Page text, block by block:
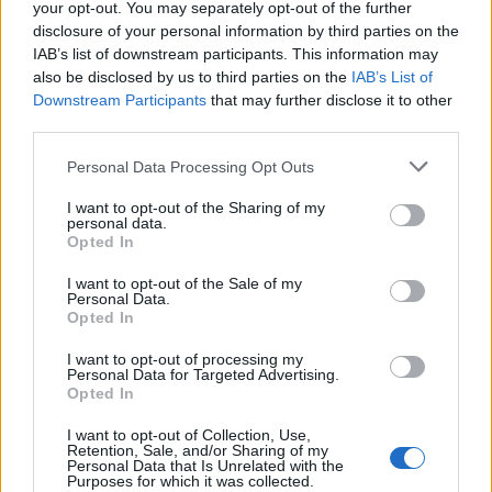
your opt-out. You may separately opt-out of the further
disclosure of your personal information by third parties on the
IAB’s list of downstream participants. This information may
also be disclosed by us to third parties on the IAB’s List of
Downstream Participants that may further disclose it to other
Personal Data Processing Opt Outs
I want to opt-out of the Sharing of my
personal data.
Opted In
I want to opt-out of the Sale of my
Personal Data.
Opted In
I want to opt-out of processing my
Personal Data for Targeted Advertising.
Opted In
I want to opt-out of Collection, Use,
Retention, Sale, and/or Sharing of my
Personal Data that Is Unrelated with the
Purposes for which it was collected.
ALLMÄNT
Soligt och utsålt för festivalen i Växjö
1200 besökare på två dagar. Ölfestivalen i Växjö var i princip
ALLMÄNT
Systembolagets bästa butik har utsetts